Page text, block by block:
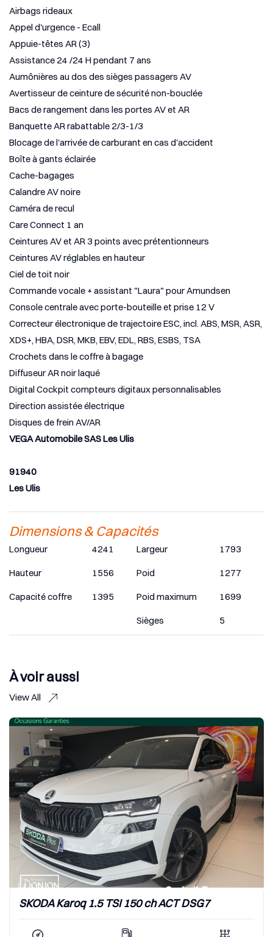
Airbags rideaux
Appel d'urgence - Ecall
Appuie-têtes AR (3)
Assistance 24 /24 H pendant 7 ans
Aumônières au dos des sièges passagers AV
Avertisseur de ceinture de sécurité non-bouclée
Bacs de rangement dans les portes AV et AR
Banquette AR rabattable 2/3-1/3
Blocage de l'arrivée de carburant en cas d'accident
Boîte à gants éclairée
Cache-bagages
Calandre AV noire
Caméra de recul
Care Connect 1 an
Ceintures AV et AR 3 points avec prétentionneurs
Ceintures AV réglables en hauteur
Ciel de toit noir
Commande vocale + assistant "Laura" pour Amundsen
Console centrale avec porte-bouteille et prise 12 V
Correcteur électronique de trajectoire ESC, incl. ABS, MSR, ASR,
XDS+, HBA, DSR, MKB, EBV, EDL, RBS, ESBS, TSA
Crochets dans le coffre à bagage
Diffuseur AR noir laqué
Digital Cockpit compteurs digitaux personnalisables
Direction assistée électrique
Disques de frein AV/AR
VEGA Automobile SAS Les Ulis
91940
Les Ulis
Dimensions & Capacités
Longueur 4241
Hauteur 1556
Capacité coffre 1395
Largeur 1793
Poid 1277
Poid maximum 1699
Sièges 5
À voir aussi
View All
SKODA Karoq 1.5 TSI 150 ch ACT DSG7